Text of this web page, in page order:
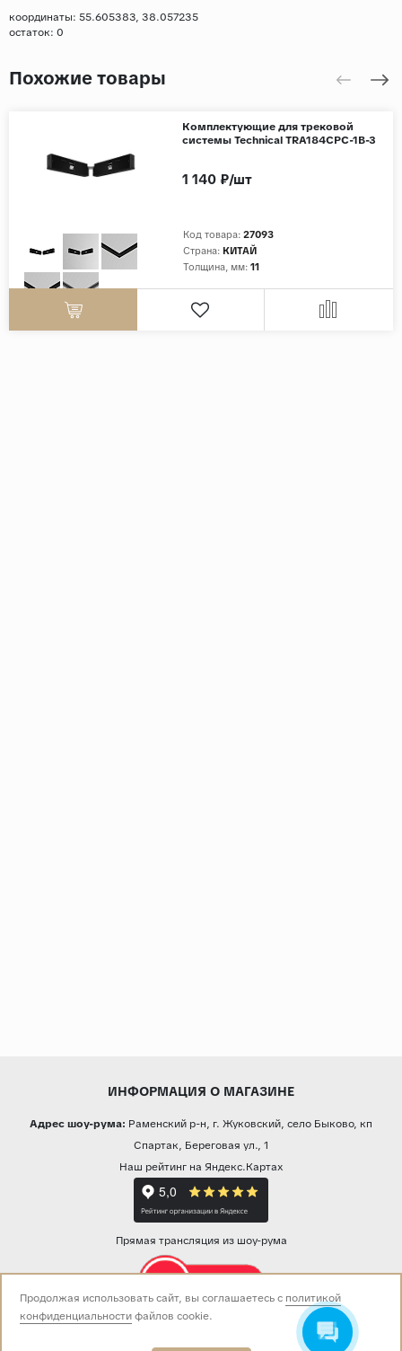
координаты: 55.605383, 38.057235
остаток: 0
Похожие товары
Комплектующие для трековой
системы Technical TRA184CPC-1B-3
Код товара: 27093
Страна: КИТАЙ
Толщина, мм: 11
1 140 ₽/шт
ИНФОРМАЦИЯ О МАГАЗИНЕ
Адрес шоу-рума: Раменский р-н, г. Жуковский, село Быково, кп
Спартак, Береговая ул., 1
Наш рейтинг на Яндекс.Картах
Прямая трансляция из шоу-рума
Звоните нам:
Продолжая использовать сайт, вы соглашаетесь с политикой
конфиденциальностифайлов cookie.